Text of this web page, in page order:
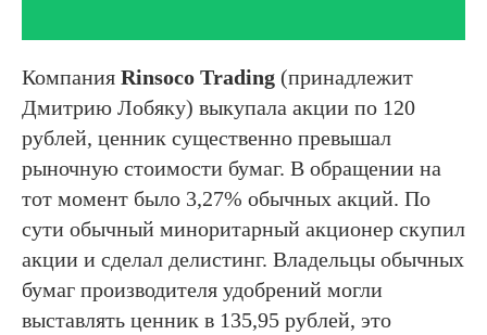
Компания Rinsoco Trading (принадлежит
Дмитрию Лобяку) выкупала акции по 120
рублей, ценник существенно превышал
рыночную стоимости бумаг. В обращении на
тот момент было 3,27% обычных акций. По
сути обычный миноритарный акционер скупил
акции и сделал делистинг. Владельцы обычных
бумаг производителя удобрений могли
выставлять ценник в 135,95 рублей, это